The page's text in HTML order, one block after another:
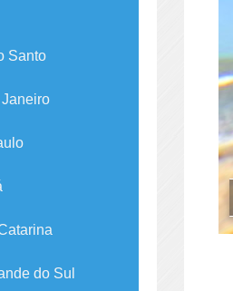
Santo
do Sul